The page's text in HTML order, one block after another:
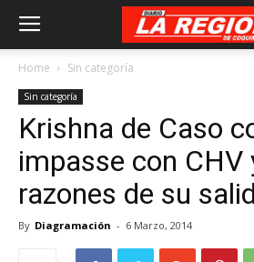
Home Sin categoría
Sin categoría
Krishna de Caso
impasse con CHV
razones de su
By Diagramación - 6 Marzo, 2014